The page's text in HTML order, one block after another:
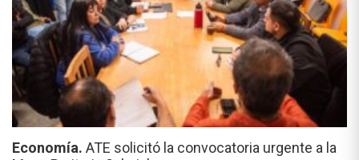
Economía. ATE solicitó la convocatoria urgente a la